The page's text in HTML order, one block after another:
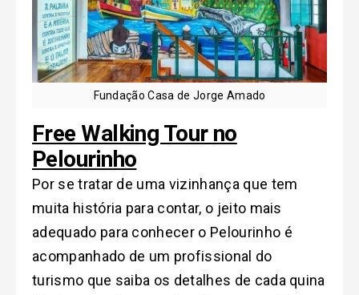
Fundação Casa de Jorge Amado
Free Walking Tour no
Pelourinho
Por se tratar de uma vizinhança que tem
muita história para contar, o jeito mais
adequado para conhecer o Pelourinho é
acompanhado de um profissional do
turismo que saiba os detalhes de cada quina